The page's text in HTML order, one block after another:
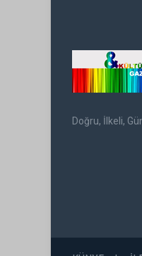
Doğru, İlkeli,